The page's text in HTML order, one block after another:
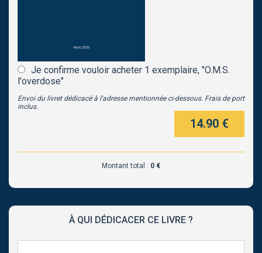
Je confirme vouloir acheter 1 exemplaire, "O.M.S.
l'overdose"
Envoi du livret dédicacé à l'adresse mentionnée ci-dessous. Frais de port
inclus.
14.90 €
Montant total : 0 €
À QUI DÉDICACER CE LIVRE ?